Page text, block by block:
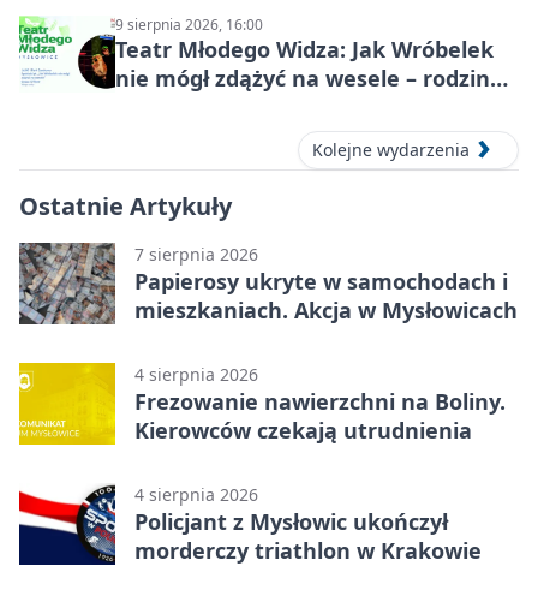
9 sierpnia 2026, 16:00
Teatr Młodego Widza: Jak Wróbelek
nie mógł zdążyć na wesele – rodzinny
Kolejne wydarzenia
Ostatnie Artykuły
7 sierpnia 2026
Papierosy ukryte w samochodach i
mieszkaniach. Akcja w Mysłowicach
4 sierpnia 2026
Frezowanie nawierzchni na Boliny.
Kierowców czekają utrudnienia
4 sierpnia 2026
Policjant z Mysłowic ukończył
morderczy triathlon w Krakowie